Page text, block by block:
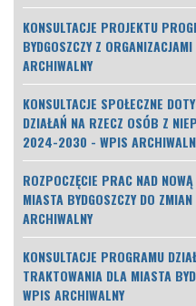
KONSULTACJE PROJEKTU
BYDGOSZCZY Z
ARCHIWALNY
KONSULTACJE SPOŁECZNE
DZIAŁAŃ NA RZECZ OSÓB Z
2024-2030 - WPIS
ROZPOCZĘCIE PRAC NAD
MIASTA BYDGOSZCZY DO
ARCHIWALNY
KONSULTACJE PROGRAMU
TRAKTOWANIA DLA MIASTA
WPIS ARCHIWALNY